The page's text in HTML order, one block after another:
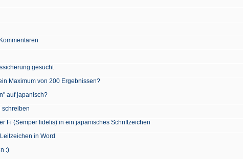
gesucht
Maximum von 200 Ergebnissen?
auf japanisch?
schreiben
Fi (Semper fidelis) in ein japanisches Schriftzeichen
in Word
:)